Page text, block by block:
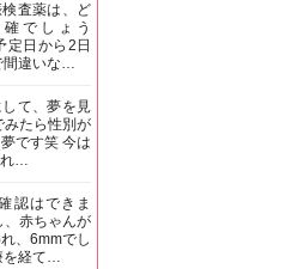
査薬は、ど
でしょう
定日から2日
間違いな…
て、夢を見
みたら性別が
です笑 今は
れ…
認はできま
、赤ちゃんが
、6mmでし
を経て…